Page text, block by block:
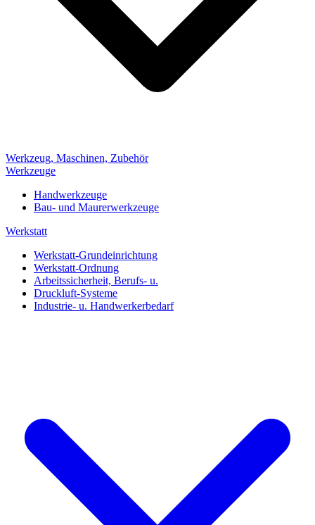
Werkzeug, Maschinen, Zubehör
Werkzeuge
Handwerkzeuge
Bau- und Maurerwerkzeuge
Werkstatt
Werkstatt-Grundeinrichtung
Werkstatt-Ordnung
Arbeitssicherheit, Berufs- u.
Druckluft-Systeme
Industrie- u. Handwerkerbedarf